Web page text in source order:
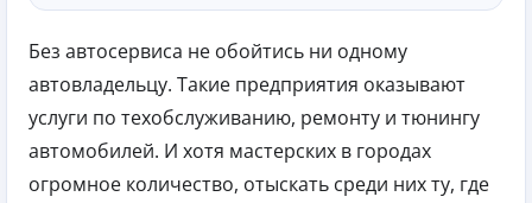
Без автосервиса не обойтись ни одному
автовладельцу. Такие предприятия оказывают
услуги по техобслуживанию, ремонту и тюнингу
автомобилей. И хотя мастерских в городах
огромное количество, отыскать среди них ту, где